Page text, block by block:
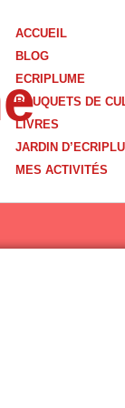
ACCUEIL
BLOG
ECRIPLUME
BOUQUETS DE
LIVRES
JARDIN
MES ACTIVITÉS